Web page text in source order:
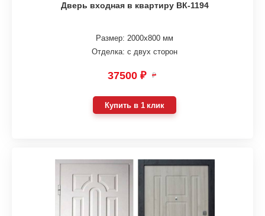
Дверь входная в квартиру ВК-1194
Размер: 2000х800 мм
Отделка: с двух сторон
37500 ₽ ₽
Купить в 1 клик